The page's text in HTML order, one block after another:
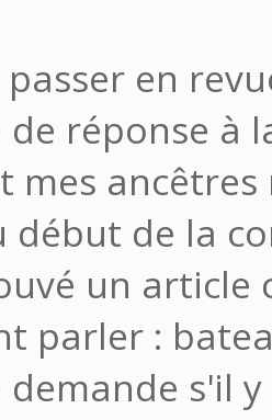
passer en
réponse à
mes
début de la
un article
parler :
demande s'il